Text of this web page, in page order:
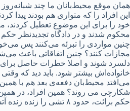
همان موقع محیط‌بانان ما چند شبانه‌روز
این افراد را که متواری هم بودند پیدا
خود را برای این موضوع تعطیل کردند،
محکوم شدند و در دادگاه تجدیدنظر حکم
چنین مواردی را تبرئه می‌کنند پس
مجازات کنند؟ چنین اتفاقاتی باعث
دلسرد شوند و اصلا خطرات حاصل
خانواده‌اش بیشتر شود. باید دید که وقتی
می‌افتد محیط‌بان دفعه‌ی بعد هم با
شکارچی می روند؟ همین افراد، در همین
حکم برائت، حدود ۸ تشی را زنده زنده آتش زدند.